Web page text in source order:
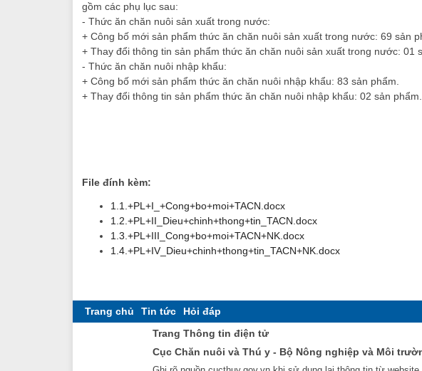
gồm các phụ lục sau:
- Thức ăn chăn nuôi sản xuất trong nước:
+ Công bố mới sản phẩm thức ăn chăn nuôi sản xuất trong nước: 69 sản
+ Thay đổi thông tin sản phẩm thức ăn chăn nuôi sản xuất trong nước: 01
- Thức ăn chăn nuôi nhập khẩu:
+ Công bố mới sản phẩm thức ăn chăn nuôi nhập khẩu: 83 sản phẩm.
+ Thay đổi thông tin sản phẩm thức ăn chăn nuôi nhập khẩu: 02 sản phẩm.
File đính kèm:
1.1.+PL+I_+Cong+bo+moi+TACN.docx
1.2.+PL+II_Dieu+chinh+thong+tin_TACN.docx
1.3.+PL+III_Cong+bo+moi+TACN+NK.docx
1.4.+PL+IV_Dieu+chinh+thong+tin_TACN+NK.docx
Trang chủ Tin tức
Hỏi đáp
Trang Thông tin điện tử
Cục Chăn nuôi và Thú y - Bộ Nông nghiệp và Môi